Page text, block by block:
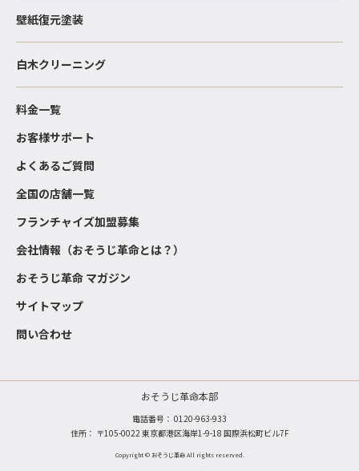
壁紙復元塗装
白木クリーニング
料金一覧
お客様サポート
よくあるご質問
全国の店舗一覧
フランチャイズ加盟募集
会社情報（おそうじ革命とは？）
おそうじ革命 マガジン
サイトマップ
問い合わせ
おそうじ革命本部
電話番号： 0120-963-933
住所： 〒105-0022 東京都港区海岸1-9-18 国際浜松町ビル7F
Copyright © おそうじ革命 All rights reserved.